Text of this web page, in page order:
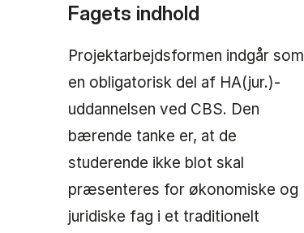
Fagets indhold
Projektarbejdsformen indgår som
en obligatorisk del af HA(jur.)-
uddannelsen ved CBS. Den
bærende tanke er, at de
studerende ikke blot skal
præsenteres for økonomiske og
juridiske fag i et traditionelt